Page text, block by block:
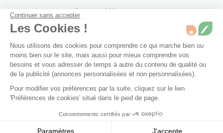
50 ml Non disponible
Ajouter au panier 11,90 €
Paiement 100% sécurisé
Plan du site Mentions légales Conditions générales de vente
Archives Accessibilité: partiellement conforme (94%)
Préférences de cookies
© 2026 Bivea. Tous les droits sont réservés
Continuer sans accepter
Les Cookies !
Nous utilisons des cookies pour comprendre ce qui marche bien ou
moins bien sur le site, mais aussi pour mieux comprendre vos
besoins et vous adresser de temps à autre du contenu de qualité ou
de la publicité (annonces personnalisées et non personnalisées).
Pour modifier vos préférences par la suite, cliquez sur le lien
'Préférences de cookies' situé dans le pied de page.
Consentements certifiés par
Paramètres J'accepte